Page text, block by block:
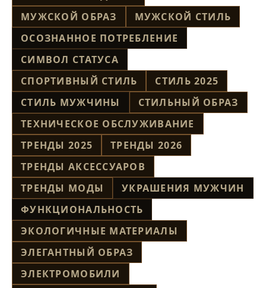
МУЖСКОЙ ОБРАЗ
МУЖСКОЙ СТИЛЬ
ОСОЗНАННОЕ ПОТРЕБЛЕНИЕ
СИМВОЛ СТАТУСА
СПОРТИВНЫЙ СТИЛЬ
СТИЛЬ 2025
СТИЛЬ МУЖЧИНЫ
СТИЛЬНЫЙ ОБРАЗ
ТЕХНИЧЕСКОЕ ОБСЛУЖИВАНИЕ
ТРЕНДЫ 2025
ТРЕНДЫ 2026
ТРЕНДЫ АКСЕССУАРОВ
ТРЕНДЫ МОДЫ
УКРАШЕНИЯ МУЖЧИН
ФУНКЦИОНАЛЬНОСТЬ
ЭКОЛОГИЧНЫЕ МАТЕРИАЛЫ
ЭЛЕГАНТНЫЙ ОБРАЗ
ЭЛЕКТРОМОБИЛИ